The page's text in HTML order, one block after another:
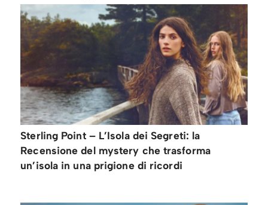
Sterling Point – L’Isola dei Segreti: la
Recensione del mystery che trasforma
un’isola in una prigione di ricordi